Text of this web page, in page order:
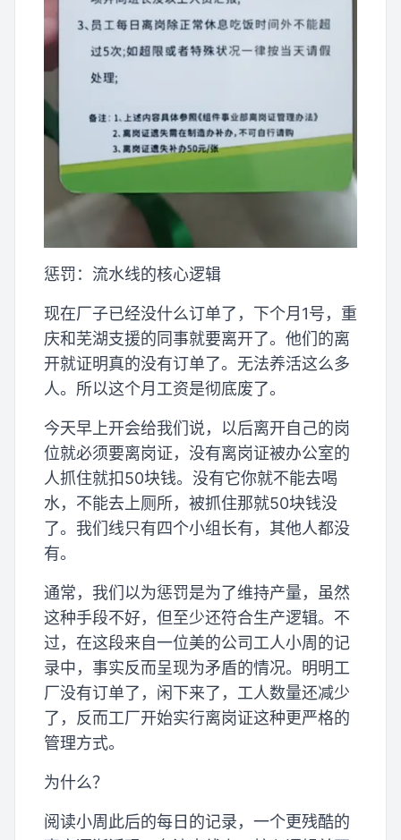
惩罚：流水线的核心逻辑
现在厂子已经没什么订单了，下个月1号，重
庆和芜湖支援的同事就要离开了。他们的离
开就证明真的没有订单了。无法养活这么多
人。所以这个月工资是彻底废了。
今天早上开会给我们说，以后离开自己的岗
位就必须要离岗证，没有离岗证被办公室的
人抓住就扣50块钱。没有它你就不能去喝
水，不能去上厕所，被抓住那就50块钱没
了。我们线只有四个小组长有，其他人都没
有。
通常，我们以为惩罚是为了维持产量，虽然
这种手段不好，但至少还符合生产逻辑。不
过，在这段来自一位美的公司工人小周的记
录中，事实反而呈现为矛盾的情况。明明工
厂没有订单了，闲下来了，工人数量还减少
了，反而工厂开始实行离岗证这种更严格的
管理方式。
为什么？
阅读小周此后的每日的记录，一个更残酷的